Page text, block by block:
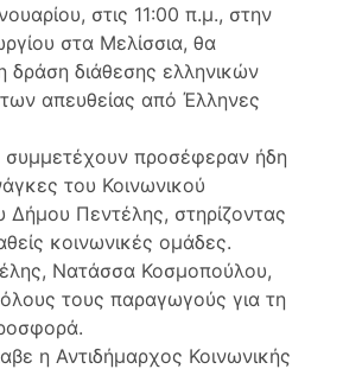
στις 11:00 π.μ., στην
στα Μελίσσια, θα
δράση διάθεσης ελληνικών
απευθείας από Έλληνες
συμμετέχουν προσέφεραν ήδη
του Κοινωνικού
Δήμου Πεντέλης, στηρίζοντας
κοινωνικές ομάδες.
Νατάσσα Κοσμοπούλου,
τους παραγωγούς για τη
η Αντιδήμαρχος Κοινωνικής